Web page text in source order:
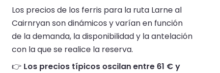
Los precios de los ferris para la ruta Larne al
Cairnryan son dinámicos y varían en función
de la demanda, la disponibilidad y la antelación
con la que se realice la reserva.
👉 Los precios típicos oscilan entre 61 € y